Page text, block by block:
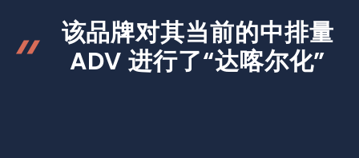
该品牌对其当前的中排量
ADV 进行了“达喀尔化”